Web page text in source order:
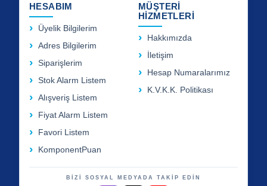
HESABIM
Üyelik Bilgilerim
Adres Bilgilerim
Siparişlerim
Stok Alarm Listem
Alışveriş Listem
Fiyat Alarm Listem
Favori Listem
KomponentPuan
MÜŞTERİ
HİZMETLERİ
Hakkımızda
İletişim
Hesap Numaralarımız
K.V.K.K. Politikası
BİZİ SOSYAL MEDYADA TAKİP EDİN